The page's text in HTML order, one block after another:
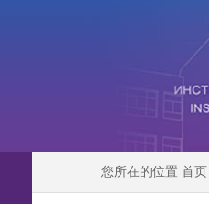
您所在的位置 首页